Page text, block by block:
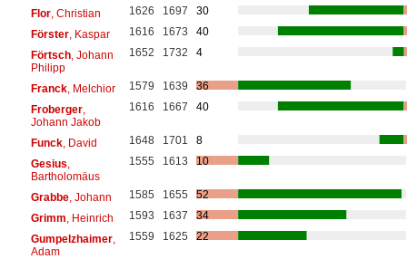
Flor, Christian 1626 1697
30
Förster, Kaspar 1616 1673
40
Förtsch, Johann
Philipp
1652 1732 4
Franck, Melchior 1579 1639
36
Froberger,
Johann Jakob
1616 1667 40
Funck, David 1648 1701
8
Gesius
Bartholomäus
1555 1613 10
Grabbe, Johann 1585 1655
52
Grimm , Heinrich 1593 1637
34
Gumpelzhaimer,
Adam
1559 1625 22